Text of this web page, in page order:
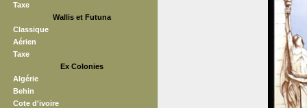
Taxe
Wallis et Futuna
Classique
Aérien
Taxe
Ex Colonies
Algérie
Behin
Cote d'ivoire